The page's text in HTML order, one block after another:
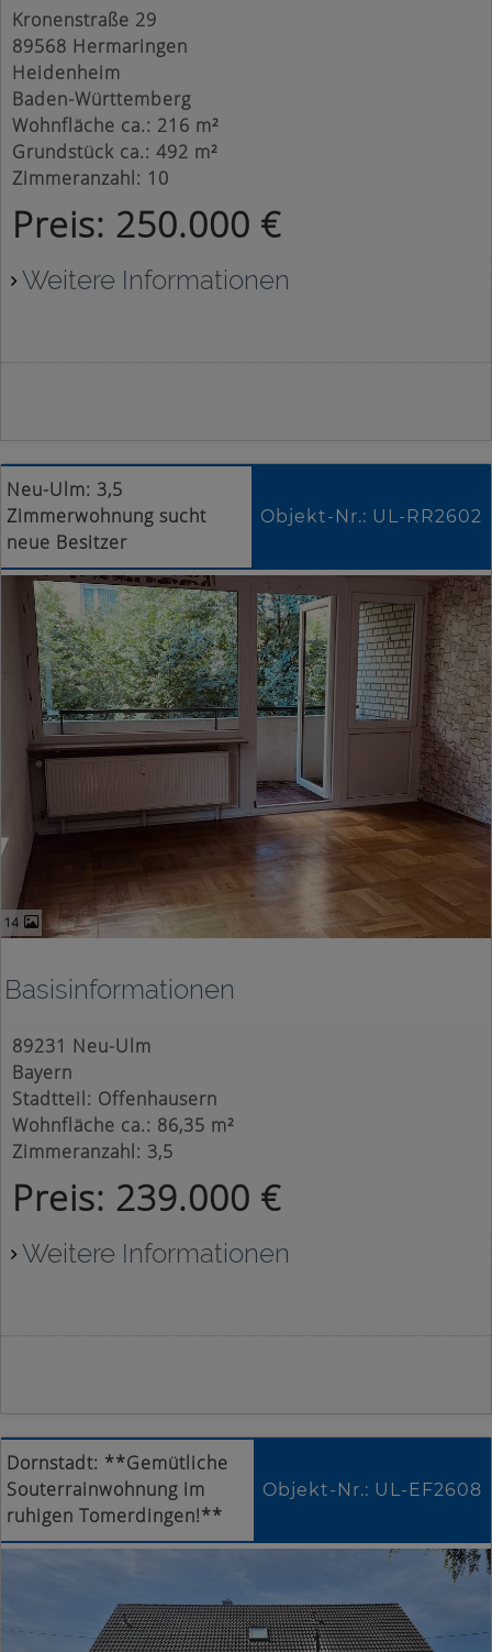
Kronenstraße 29
89568 Hermaringen
Heidenheim
Baden-Württemberg
Preis: 250.000 €
Wohnfläche ca.: 216 m²
Grundstück ca.: 492 m²
Zimmeranzahl: 10
Weitere Informationen
Neu-Ulm: 3,5
Zimmerwohnung sucht
neue Besitzer
Objekt-Nr.: UL-RR2602
14
Basisinformationen
89231 Neu-Ulm
Bayern
Stadtteil: Offenhausern
Preis: 239.000 €
Wohnfläche ca.: 86,35 m²
Zimmeranzahl: 3,5
Weitere Informationen
Dornstadt: **Gemütliche
Souterrainwohnung im
ruhigen Tomerdingen!**
Objekt-Nr.: UL-EF2608